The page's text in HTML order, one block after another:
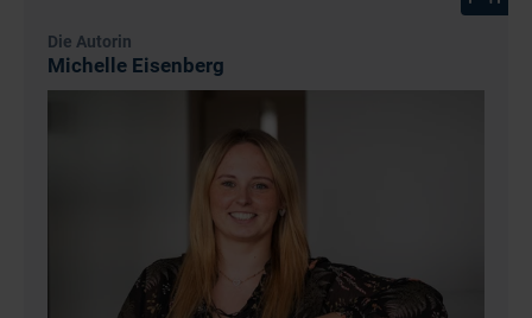
Die Autorin
Michelle Eisenberg